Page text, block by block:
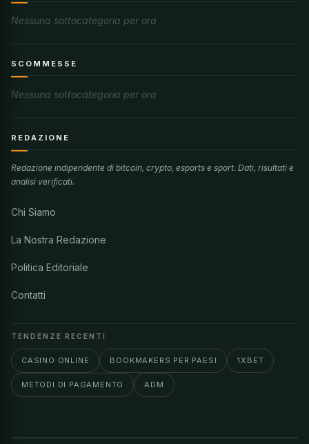
Nessuna sottocategoria per ora
SCOMMESSE
Nessuna sottocategoria per ora
REDAZIONE
Redazione indipendente di bitcoin, crypto, esports e sport. Dati, risultati e
analisi verificati.
Chi Siamo
La Nostra Redazione
Politica Editoriale
Contatti
TENDENZE RECENTI
CASINO ONLINE BOOKMAKERS PER PAESI 1XBET
METODI DI PAGAMENTO ADM